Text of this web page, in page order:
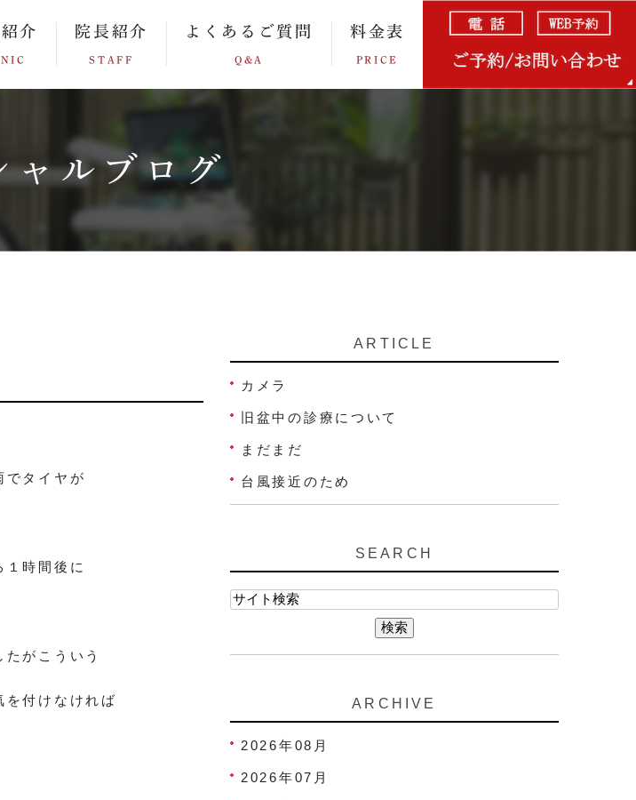
介 院長紹介
STAFF
よくあるご質問
Q&A
料金表
PRICE
ャルブログ
でタイヤが
時間後に
がこういう
を付けなければ
ARTICLE
カメラ
旧盆中の診療について
まだまだ
台風接近のため
SEARCH
ARCHIVE
2026年08月
2026年07月